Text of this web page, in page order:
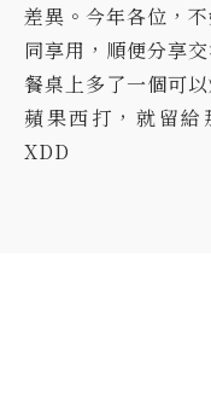
差異。今年各位，
同享用，順便分享
餐桌上多了一個可
蘋果西打，就留給
XDD